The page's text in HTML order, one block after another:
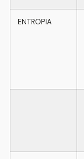
ENTROPIA